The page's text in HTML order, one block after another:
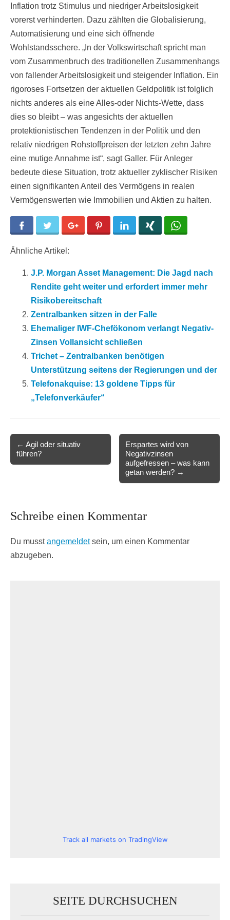
Inflation trotz Stimulus und niedriger Arbeitslosigkeit
vorerst verhinderten. Dazu zählten die Globalisierung,
Automatisierung und eine sich öffnende
Wohlstandsschere. „In der Volkswirtschaft spricht man
vom Zusammenbruch des traditionellen Zusammenhangs
von fallender Arbeitslosigkeit und steigender Inflation. Ein
rigoroses Fortsetzen der aktuellen Geldpolitik ist folglich
nichts anderes als eine Alles-oder Nichts-Wette, dass
dies so bleibt – was angesichts der aktuellen
protektionistischen Tendenzen in der Politik und den
relativ niedrigen Rohstoffpreisen der letzten zehn Jahre
eine mutige Annahme ist“, sagt Galler. Für Anleger
bedeute diese Situation, trotz aktueller zyklischer Risiken
einen signifikanten Anteil des Vermögens in realen
Vermögenswerten wie Immobilien und Aktien zu halten.
Facebook Twitter Google+ Pinterest LinkedIn
Ähnliche Artikel:
J.P. Morgan Asset Management: Die Jagd nach
Rendite geht weiter und erfordert immer mehr
Risikobereitschaft
Zentralbanken sitzen in der Falle
Ehemaliger IWF-Chefökonom verlangt Negativ-
Zinsen Vollansicht schließen
Trichet – Zentralbanken benötigen
Unterstützung seitens der Regierungen und der
Telefonakquise: 13 goldene Tipps für
„Telefonverkäufer“
navigation
← Agil oder situativ
führen?
Erspartes wird von
Negativzinsen
aufgefressen – was kann
getan werden? →
Schreibe einen Kommentar
Du musstangemeldetsein, um einen Kommentar
abzugeben.
Track all markets on TradingView
SEITE DURCHSUCHEN